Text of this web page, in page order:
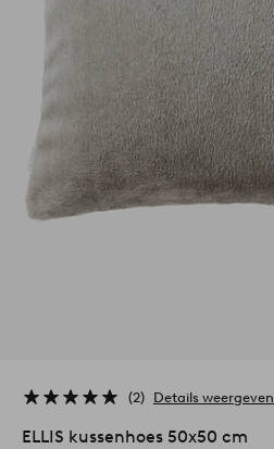
2 Details weergeven
ELLIS kussenhoes 50x50 cm